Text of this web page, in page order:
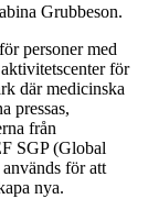
Grubbeson.
personer med
för
där medicinska
pressas,
från
SGP (Global
för att
nya.